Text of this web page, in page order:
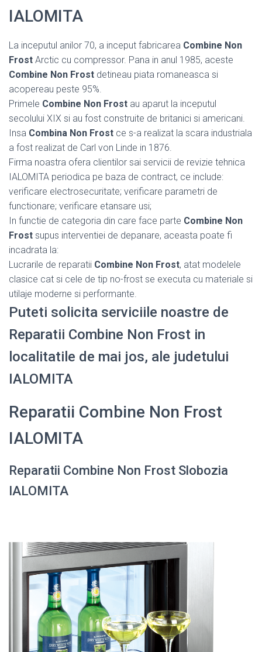
IALOMITA
La inceputul anilor 70, a inceput fabricarea Combine Non
Frost Arctic cu compressor. Pana in anul 1985, aceste
Combine Non Frost detineau piata romaneasca si
acopereau peste 95%.
Primele Combine Non Frost au aparut la inceputul
secolului XIX si au fost construite de britanici si americani.
Insa Combina Non Frost ce s-a realizat la scara industriala
a fost realizat de Carl von Linde in 1876.
Firma noastra ofera clientilor sai servicii de revizie tehnica
IALOMITA periodica pe baza de contract, ce include:
verificare electrosecuritate; verificare parametri de
functionare; verificare etansare usi;
In functie de categoria din care face parte Combine Non
Frost supus interventiei de depanare, aceasta poate fi
incadrata la:
Lucrarile de reparatii Combine Non Frost, atat modelele
clasice cat si cele de tip no-frost se executa cu materiale si
utilaje moderne si performante.
Puteti solicita serviciile noastre de
Reparatii Combine Non Frost in
localitatile de mai jos, ale judetului
IALOMITA
Reparatii Combine Non Frost
IALOMITA
Reparatii Combine Non Frost Slobozia
IALOMITA